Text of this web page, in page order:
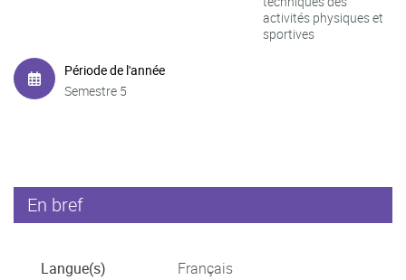
activités physiques et
sportives
Période de l'année
Semestre 5
En bref
Langue(s)
Français